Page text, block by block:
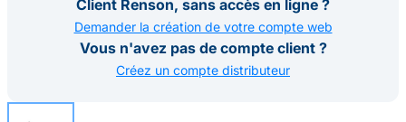
Client Renson, sans accès en ligne ?
Demander la création de votre compte web
Vous n'avez pas de compte client ?
Créez un compte distributeur